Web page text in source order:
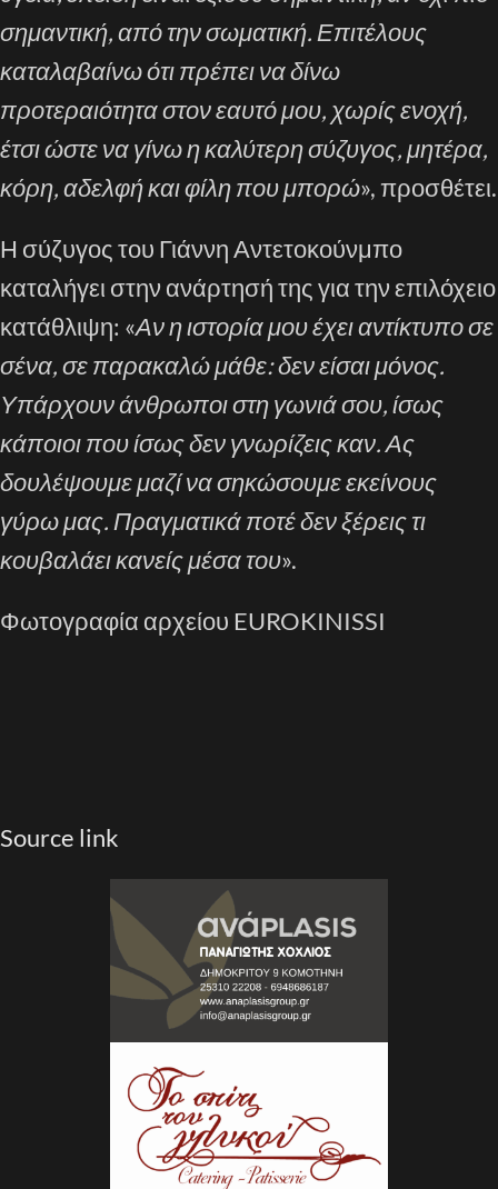
σημαντική, από την σωματική. Επιτέλους
καταλαβαίνω ότι πρέπει να δίνω
προτεραιότητα στον εαυτό μου, χωρίς ενοχή,
έτσι ώστε να γίνω η καλύτερη σύζυγος, μητέρα,
κόρη, αδελφή και φίλη που μπορώ», προσθέτει.
Η σύζυγος του Γιάννη Αντετοκούνμπο
καταλήγει στην ανάρτησή της για την επιλόχειο
κατάθλιψη: «Αν η ιστορία μου έχει αντίκτυπο σε
σένα, σε παρακαλώ μάθε: δεν είσαι μόνος.
Υπάρχουν άνθρωποι στη γωνιά σου, ίσως
κάποιοι που ίσως δεν γνωρίζεις καν. Ας
δουλέψουμε μαζί να σηκώσουμε εκείνους
γύρω μας. Πραγματικά ποτέ δεν ξέρεις τι
κουβαλάει κανείς μέσα του».
Φωτογραφία αρχείου EUROKINISSI
Source link